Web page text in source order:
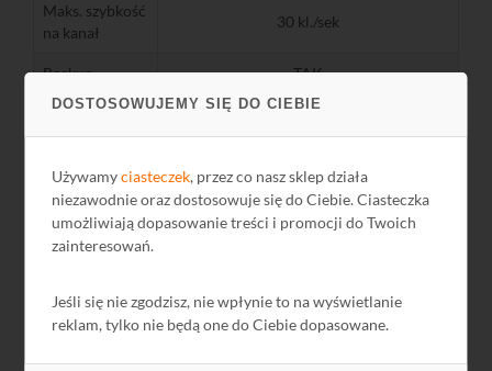
DOSTOSOWUJEMY SIĘ DO CIEBIE
Używamyciasteczek, przez co nasz sklep działa
niezawodnie oraz dostosowuje się do Ciebie. Ciasteczka
umożliwiają dopasowanie treści i promocji do Twoich
zainteresowań.
Jeśli się nie zgodzisz, nie wpłynie to na wyświetlanie
reklam, tylko nie będą one do Ciebie dopasowane.
Maks. szybkość
na kanał
30 kl./sek
Backup TAK
Detekcja ruchu
Zaginione obiekty
Utrata ostrości
Zliczanie obiektów
I/O
Ekran